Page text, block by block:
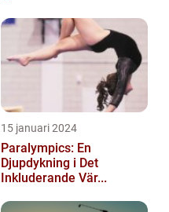
15 januari 2024
Paralympics: En
Djupdykning i Det
Inkluderande Vär...